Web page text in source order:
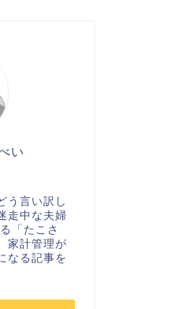
い
う言い訳し
走中な夫婦
「たこさ
家計管理が
なる記事を